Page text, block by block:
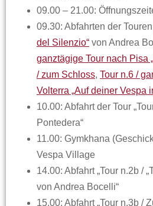
09.00 – 21.00:
09.30: Abfahrten der Touren
del Silenzio“ von Andrea
ganztägige Tour nach Pisa
/ zum Schloss, Tour n.6 /
Volterra „Auf deiner Vespa
10.00: Abfahrt der Tour
Pontedera“
11.00: Gymkhana
Vespa Village
14.00: Abfahrt „Tour n.2b /
von Andrea Bocelli“
15.00: Abfahrt „Tour n.3b /